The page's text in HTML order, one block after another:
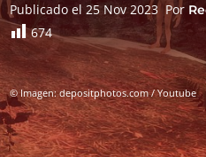
Publicado el 25 Nov 2023 Por
674
© Imagen: depositphotos.com / Youtube